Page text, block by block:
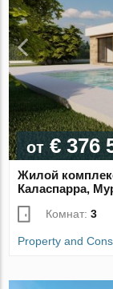
от € 376
Жилой
Каласпарра,
Комнат:3
Property and